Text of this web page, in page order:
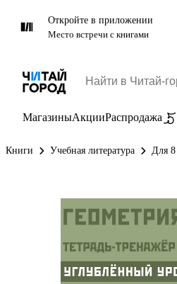
Откройте в приложении
Место встречи с книгами
МагазиныАкцииРаспродажа
Книги Учебная литература Для 8